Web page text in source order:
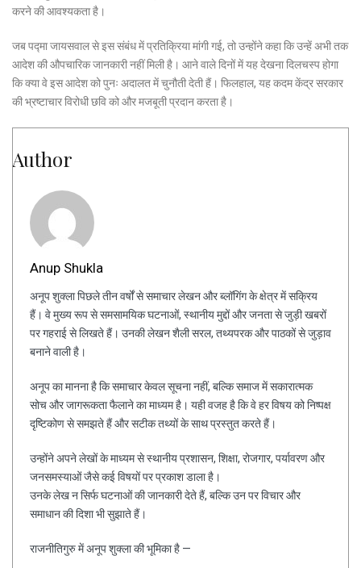
करने की आवश्यकता है।
जब पद्मा जायसवाल से इस संबंध में प्रतिक्रिया मांगी गई, तो उन्होंने कहा कि उन्हें अभी तक
आदेश की औपचारिक जानकारी नहीं मिली है। आने वाले दिनों में यह देखना दिलचस्प होगा
कि क्या वे इस आदेश को पुनः अदालत में चुनौती देती हैं। फिलहाल, यह कदम केंद्र सरकार
की भ्रष्टाचार विरोधी छवि को और मजबूती प्रदान करता है।
Author
Anup Shukla
अनूप शुक्ला पिछले तीन वर्षों से समाचार लेखन और ब्लॉगिंग के क्षेत्र में सक्रिय
हैं। वे मुख्य रूप से समसामयिक घटनाओं, स्थानीय मुद्दों और जनता से जुड़ी खबरों
पर गहराई से लिखते हैं। उनकी लेखन शैली सरल, तथ्यपरक और पाठकों से जुड़ाव
बनाने वाली है।
अनूप का मानना है कि समाचार केवल सूचना नहीं, बल्कि समाज में सकारात्मक
सोच और जागरूकता फैलाने का माध्यम है। यही वजह है कि वे हर विषय को निष्पक्ष
दृष्टिकोण से समझते हैं और सटीक तथ्यों के साथ प्रस्तुत करते हैं।
उन्होंने अपने लेखों के माध्यम से स्थानीय प्रशासन, शिक्षा, रोजगार, पर्यावरण और
जनसमस्याओं जैसे कई विषयों पर प्रकाश डाला है।
उनके लेख न सिर्फ घटनाओं की जानकारी देते हैं, बल्कि उन पर विचार और
समाधान की दिशा भी सुझाते हैं।
राजनीतिगुरु में अनूप शुक्ला की भूमिका है —